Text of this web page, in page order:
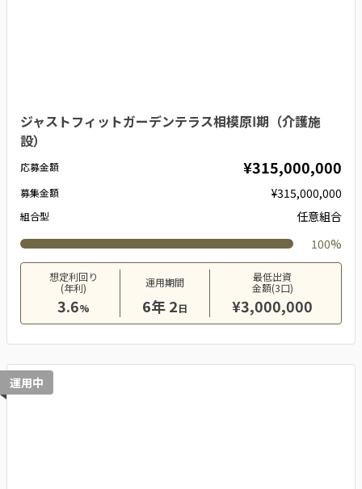
ジャストフィットガーデンテラス相模原Ⅰ期（介護施
設）
応募金額 ¥315,000,000
募集金額 ¥315,000,000
組合型
任意組合
100%
想定利回り
(年利)
3.6%
運用期間
6年 2日
最低出資
金額(3口)
¥3,000,000
運用中